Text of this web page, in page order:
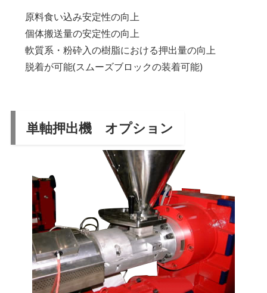
原料食い込み安定性の向上
個体搬送量の安定性の向上
軟質系・粉砕入の樹脂における押出量の向上
脱着が可能(スムーズブロックの装着可能)
単軸押出機 オプション